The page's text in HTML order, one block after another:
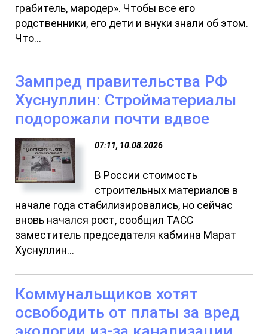
грабитель, мародер». Чтобы все его
родственники, его дети и внуки знали об этом.
Что...
Зампред правительства РФ
Хуснуллин: Cтройматериалы
подорожали почти вдвое
07:11, 10.08.2026
В России стоимость
строительных материалов в
начале года стабилизировались, но сейчас
вновь начался рост, сообщил ТАСС
заместитель председателя кабмина Марат
Хуснуллин...
Коммунальщиков хотят
освободить от платы за вред